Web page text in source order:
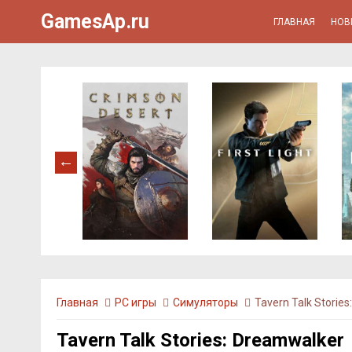
GamesAp.ru ГЛАВНАЯ
Главная PC игры Симуляторы Tavern Talk
Tavern Talk Stories: Dreamwalker